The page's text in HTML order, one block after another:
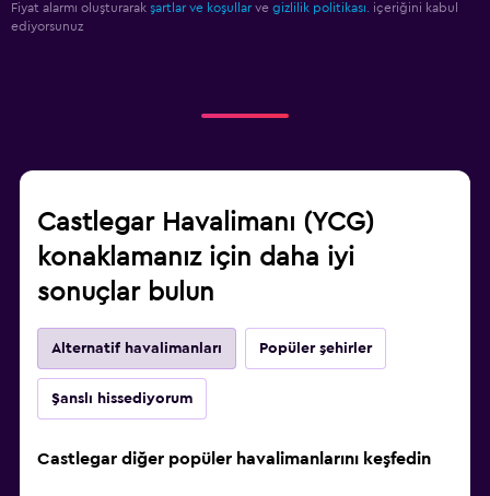
Fiyat alarmı oluşturarak şartlar ve koşullar ve gizlilik politikası. içeriğini kabul
ediyorsunuz
Castlegar Havalimanı (YCG)
konaklamanız için daha iyi
sonuçlar bulun
Alternatif havalimanları Popüler şehirler
Şanslı hissediyorum
Castlegar diğer popüler havalimanlarını keşfedin